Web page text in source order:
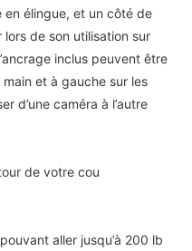
en élingue, et un côté de
de son utilisation sur
inclus peuvent être
et à gauche sur les
d’une caméra à l’autre
de votre cou
aller jusqu’à 200 lb